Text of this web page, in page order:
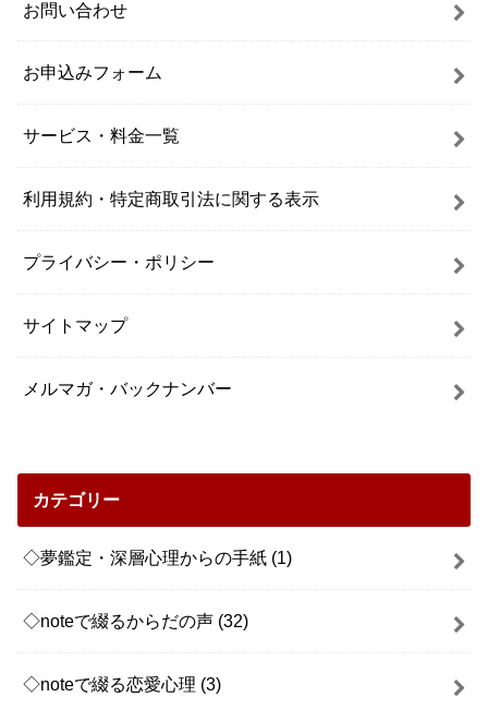
お問い合わせ
お申込みフォーム
サービス・料金一覧
利用規約・特定商取引法に関する表示
プライバシー・ポリシー
サイトマップ
メルマガ・バックナンバー
カテゴリー
◇夢鑑定・深層心理からの手紙 (1)
◇noteで綴るからだの声 (32)
◇noteで綴る恋愛心理 (3)